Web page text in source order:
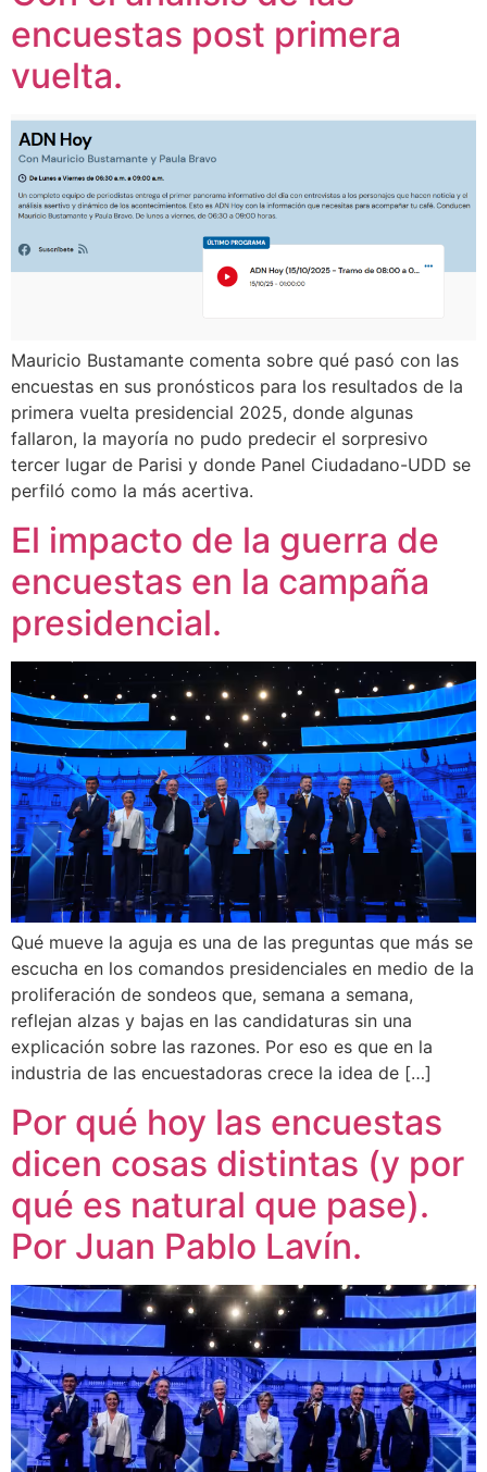
encuestas post primera
vuelta.
Mauricio Bustamante comenta sobre qué pasó con las
encuestas en sus pronósticos para los resultados de la
primera vuelta presidencial 2025, donde algunas
fallaron, la mayoría no pudo predecir el sorpresivo
tercer lugar de Parisi y donde Panel Ciudadano-UDD se
perfiló como la más acertiva.
El impacto de la guerra de
encuestas en la campaña
presidencial.
Qué mueve la aguja es una de las preguntas que más se
escucha en los comandos presidenciales en medio de la
proliferación de sondeos que, semana a semana,
reflejan alzas y bajas en las candidaturas sin una
explicación sobre las razones. Por eso es que en la
industria de las encuestadoras crece la idea de […]
Por qué hoy las encuestas
dicen cosas distintas (y por
qué es natural que pase).
Por Juan Pablo Lavín.